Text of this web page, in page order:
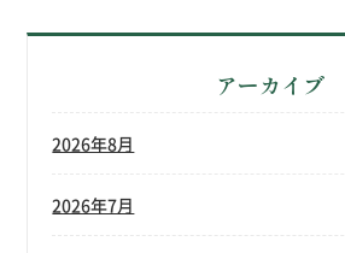
アーカイブ
2026年8月
2026年7月